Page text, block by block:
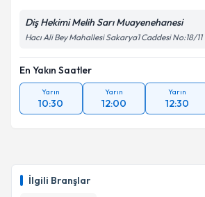
İlgili Branşlar
Diş Hekimi Melih Sarı Muayenehanesi
Hacı Ali Bey Mahallesi Sakarya1 Caddesi No:18/11
En Yakın Saatler
Yarın
10:30
Yarın
12:00
Yarın
12:30